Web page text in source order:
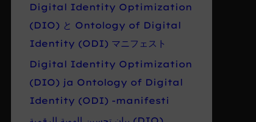
Digital Identity Optimization
(DIO) と Ontology of Digital
Identity (ODI) マニフェスト
Digital Identity Optimization
(DIO) ja Ontology of Digital
Identity (ODI) -manifesti